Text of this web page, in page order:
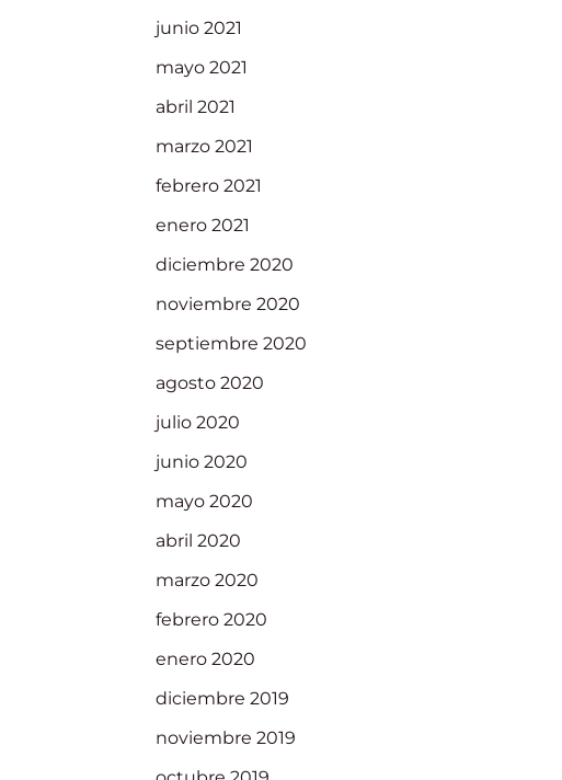
junio 2021
mayo 2021
abril 2021
marzo 2021
febrero 2021
enero 2021
diciembre 2020
noviembre 2020
septiembre 2020
agosto 2020
julio 2020
junio 2020
mayo 2020
abril 2020
marzo 2020
febrero 2020
enero 2020
diciembre 2019
noviembre 2019